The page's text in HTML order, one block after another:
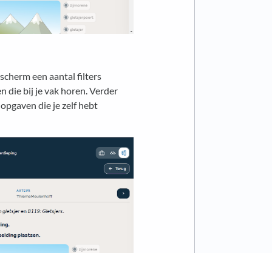
een aantal filters
die bij je vak horen. Verder
die je zelf hebt